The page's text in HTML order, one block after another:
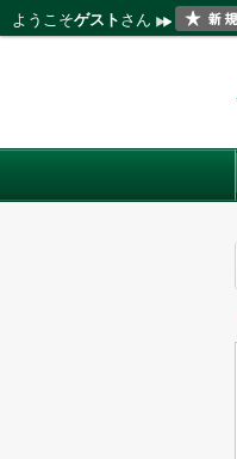
ようこそゲスト さん